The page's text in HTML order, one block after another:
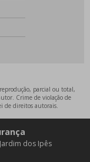
parcial ou total,
Crime de violação de
de direitos autorais.
dos Ipês